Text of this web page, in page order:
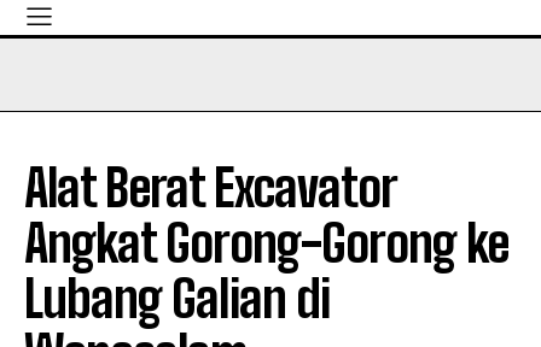
Alat Berat Excavator
Angkat Gorong-Gorong ke
Lubang Galian di